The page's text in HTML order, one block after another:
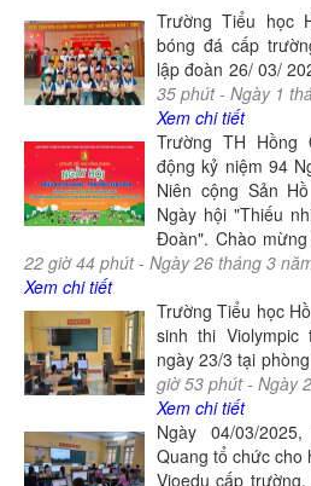
Trường Tiểu học
bóng đá cấp
lập đoàn 26/ 03/
35 phút - Ngày 1
Xem chi tiết
Trường TH Hồng
động kỷ niệm 94
Niên cộng Sản
Ngày hội "Thiếu
Đoàn". Chào
22 giờ 44 phút - Ngày 26 tháng 3
Xem chi tiết
Trường Tiểu học
sinh thi
ngày 23/3 tại
giờ 53 phút - Ngày
Xem chi tiết
Ngày 04/03/
Quang tổ chức cho
Vioedu cấp trường.